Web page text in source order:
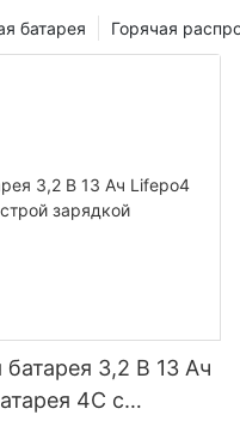
Горячая
батарея
3,2 В 13 Ач
4C с